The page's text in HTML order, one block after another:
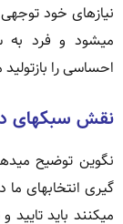
نیازهای خود
میشود و فرد
احساسی را
نقش سبکهای
نگوین توضیح
گیری انتخابهای
میکنند باید